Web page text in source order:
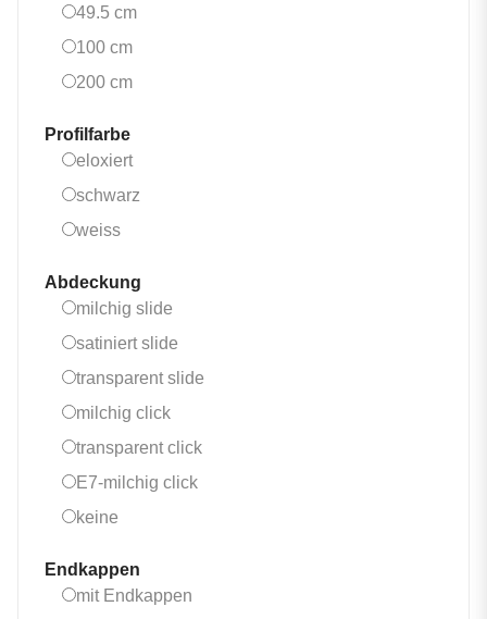
49.5 cm49.5 cm
100 cm100 cm
200 cm200 cm
Profilfarbe
eloxierteloxiert
schwarz
weissweiss
Abdeckung
milchig slide
satiniert slide
transparent slide
milchig clickmilchig click
transparent clicktransparent click
E7-milchig clickE7-milchig click
keine
Endkappen
mit Endkappen